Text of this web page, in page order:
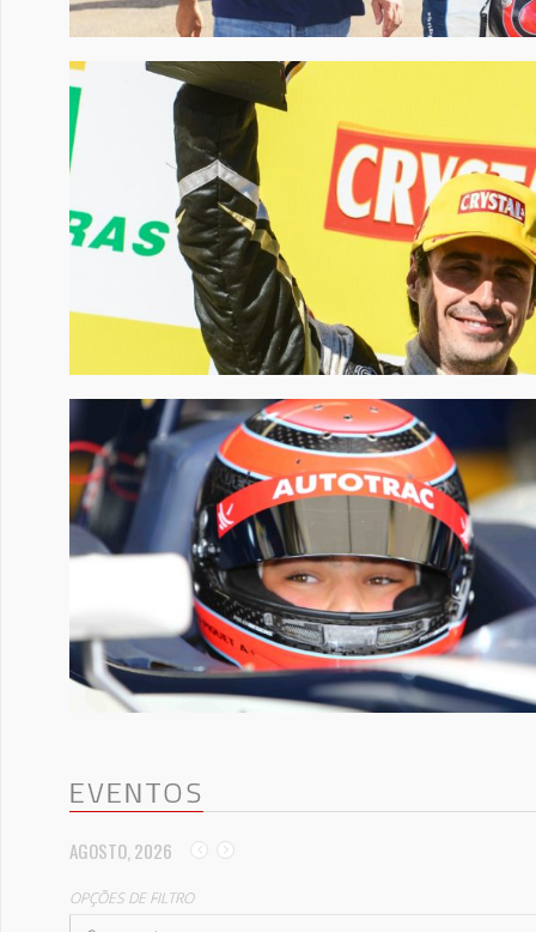
EVENTOS
AGOSTO, 2026
OPÇÕES DE FILTRO